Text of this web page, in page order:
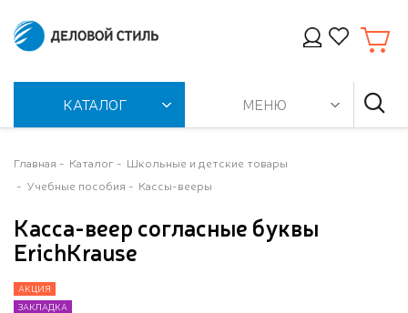
КАТАЛОГ МЕНЮ
Главная Каталог
Школьные и детские товары
Учебные пособия
Кассы-вееры
Касса-веер согласные буквы
ErichKrause
АКЦИЯ
ЗАКЛАДКА
АКЦИЯ
ЗАКЛАДКА